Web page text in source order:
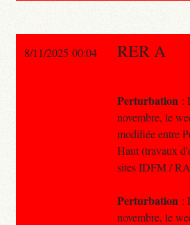
8/11/2025 00:04 RER A
Perturbation :
novembre, le
modifiée entre
Haut (travaux
sites IDFM /
Perturbation :
novembre, le